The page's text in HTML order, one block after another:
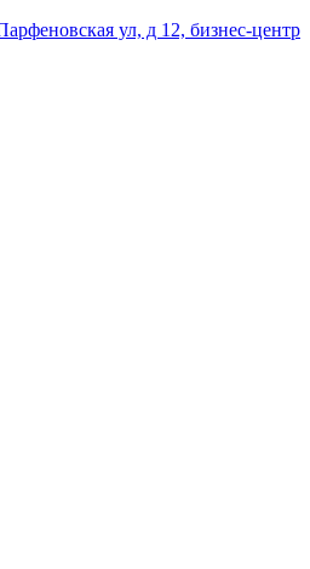
ул, д 12, бизнес-центр